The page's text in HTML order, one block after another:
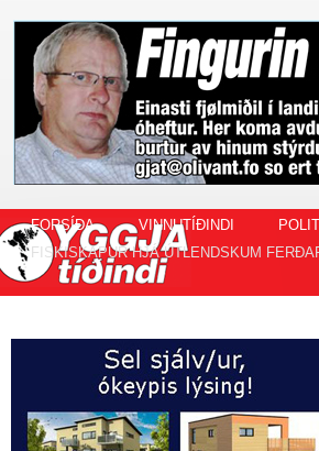
FORSÍÐA VINNUTÍÐINDI
FISKISKAPUR HJÁ ÚTLENDSKUM